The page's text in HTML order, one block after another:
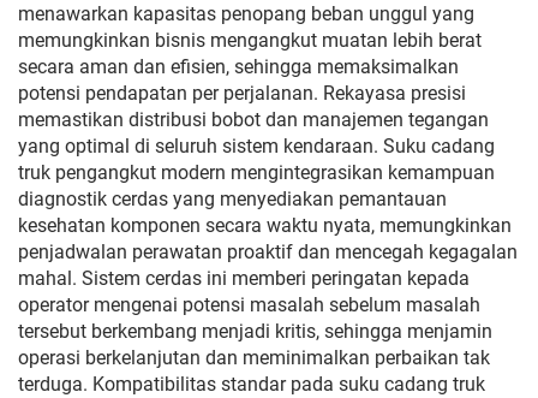
menawarkan kapasitas penopang beban unggul yang
memungkinkan bisnis mengangkut muatan lebih berat
secara aman dan efisien, sehingga memaksimalkan
potensi pendapatan per perjalanan. Rekayasa presisi
memastikan distribusi bobot dan manajemen tegangan
yang optimal di seluruh sistem kendaraan. Suku cadang
truk pengangkut modern mengintegrasikan kemampuan
diagnostik cerdas yang menyediakan pemantauan
kesehatan komponen secara waktu nyata, memungkinkan
penjadwalan perawatan proaktif dan mencegah kegagalan
mahal. Sistem cerdas ini memberi peringatan kepada
operator mengenai potensi masalah sebelum masalah
tersebut berkembang menjadi kritis, sehingga menjamin
operasi berkelanjutan dan meminimalkan perbaikan tak
terduga. Kompatibilitas standar pada suku cadang truk